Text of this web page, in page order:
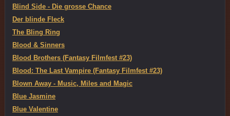
Blind Side - Die grosse Chance
Der blinde Fleck
The Bling Ring
Blood & Sinners
Blood Brothers (Fantasy Filmfest #23)
Blood: The Last Vampire (Fantasy Filmfest #23)
Blown Away - Music, Miles and Magic
Blue Jasmine
Blue Valentine